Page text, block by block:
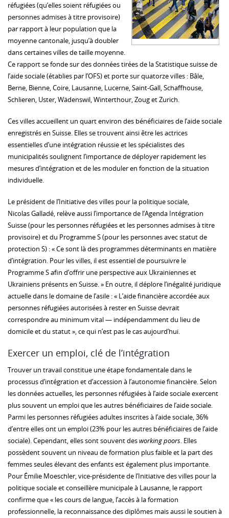
réfugiées (qu’elles soient réfugiées ou
personnes admises à titre provisoire)
par rapport à leur population que la
moyenne cantonale, jusqu’à doubler
dans certaines villes de taille moyenne.
Ce rapport se fonde sur des données tirées de la Statistique suisse de
l’aide sociale (établies par l’OFS) et porte sur quatorze villes : Bâle,
Berne, Bienne, Coire, Lausanne, Lucerne, Saint-Gall, Schaffhouse,
Schlieren, Uster, Wädenswil, Winterthour, Zoug et Zurich.
Ces villes accueillent un quart environ des bénéficiaires de l’aide sociale
enregistrés en Suisse. Elles se trouvent ainsi être les actrices
essentielles d’une intégration réussie et les spécialistes des
municipalités soulignent l’importance de déployer rapidement les
mesures d’intégration et de les moduler en fonction de la situation
individuelle.
Le président de l’Initiative des villes pour la politique sociale,
Nicolas Galladé, relève aussi l’importance de l’Agenda Intégration
Suisse (pour les personnes réfugiées et les personnes admises à titre
provisoire) et du Programme S (pour les personnes avec statut de
protection S) : « Ce sont là des programmes déterminants en matière
d’intégration. Pour les villes, il est essentiel de poursuivre le
Programme S afin d’offrir une perspective aux Ukrainiennes et
Ukrainiens présents en Suisse. » En outre, il déplore l’inégalité juridique
actuelle dans le domaine de l’asile : « L’aide financière accordée aux
personnes réfugiées autorisées à rester en Suisse devrait
correspondre au minimum vital — indépendamment du lieu de
domicile et du statut », ce qui n’est pas le cas aujourd’hui.
Exercer un emploi, clé de l’intégration
Trouver un travail constitue une étape fondamentale dans le
processus d’intégration et d’accession à l’autonomie financière. Selon
les données actuelles, les personnes réfugiées à l’aide sociale exercent
plus souvent un emploi que les autres bénéficiaires de l’aide sociale.
Parmi les personnes réfugiées adultes inscrites à l’aide sociale, 36%
d’entre elles ont un emploi (23% pour les autres bénéficiaires de l’aide
sociale). Cependant, elles sont souvent desworking poors. Elles
possèdent souvent un niveau de formation plus faible et la part des
femmes seules élevant des enfants est également plus importante.
Pour Émilie Moeschler, vice-présidente de l’Initiative des villes pour la
politique sociale et conseillère municipale à Lausanne, le rapport
confirme que « les cours de langue, l’accès à la formation
professionnelle, la reconnaissance des diplômes mais aussi le soutien à